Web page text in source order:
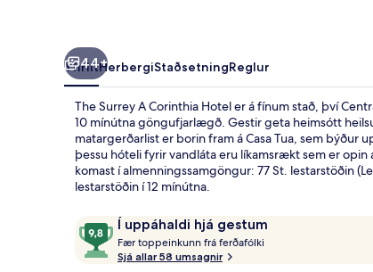
44+
YfirlitHerbergiStaðsetningReglur
The Surrey A Corinthia Hotel er á fínum stað, því
10 mínútna göngufjarlægð. Gestir geta heimsótt
matargerðarlist er borin fram á Casa Tua, sem
þessu hóteli fyrir vandláta eru líkamsrækt sem er
komast í almenningssamgöngur: 77 St. lestarstöðin
lestarstöðin í 12 mínútna.
UmsagnirÍ uppáhaldi hjá gestum
9,8
af
10,
Fær toppeinkunn frá ferðafólki
Sjá allar 58 umsagnir